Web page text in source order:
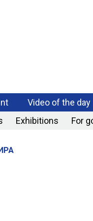
Video of the day
Exhibitions For